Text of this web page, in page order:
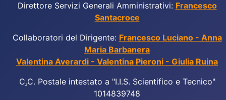
Direttore Servizi Generali Amministrativi: Francesco
Santacroce
Collaboratori del Dirigente: Francesco Luciano - Anna
Maria Barbanera
Valentina Averardi - Valentina Pieroni - Giulia Ruina
C.C. Postale intestato a "I.I.S. Scientifico e Tecnico"
1014839748